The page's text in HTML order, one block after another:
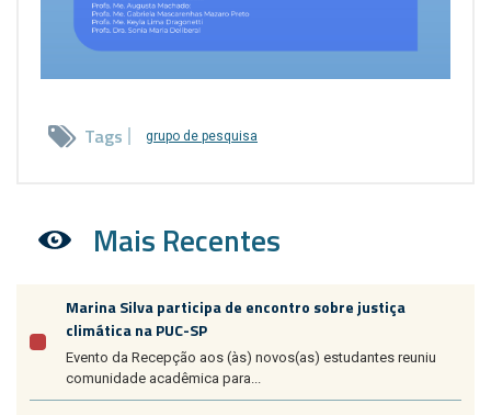
Tags grupo de pesquisa
Mais Recentes
Marina Silva participa de encontro sobre justiça
climática na PUC-SP
Evento da Recepção aos (às) novos(as) estudantes reuniu
comunidade acadêmica para...